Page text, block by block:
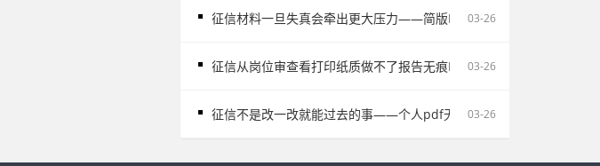
征信材料一旦失真会牵出更大压力——简版PDF文件解密和入职征信报
03-26
征信从岗位审查看打印纸质做不了报告无痕PS修改会影响后续职场判断
03-26
征信不是改一改就能过去的事——个人pdf无痕修改是不对的容易把记
03-26